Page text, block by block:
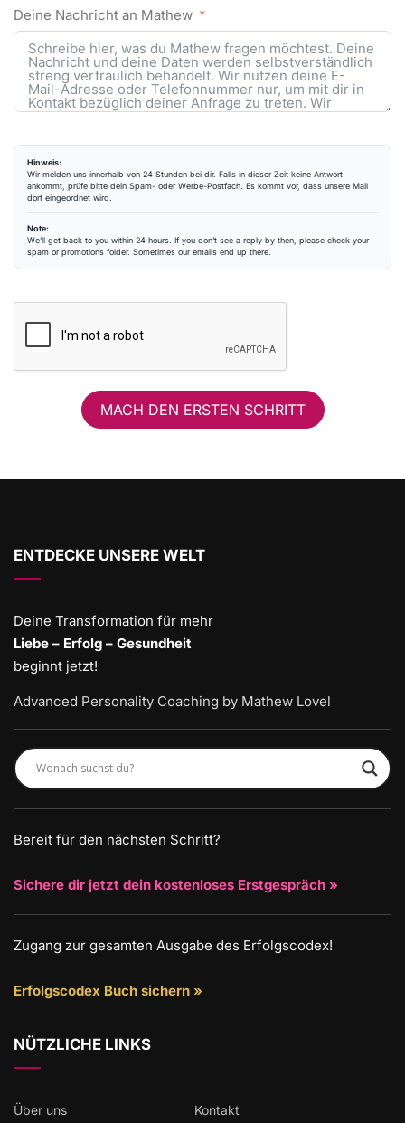
Deine Nachricht an Mathew
Hinweis:
Wir melden uns innerhalb von 24 Stunden bei dir. Falls in dieser Zeit keine Antwort
ankommt, prüfe bitte dein Spam- oder Werbe-Postfach. Es kommt vor, dass unsere Mail
dort eingeordnet wird.
Note:
We’ll get back to you within 24 hours. If you don’t see a reply by then, please check your
spam or promotions folder. Sometimes our emails end up there.
MACH DEN ERSTEN SCHRITT
ENTDECKE UNSERE WELT
Deine Transformation für mehr
Liebe – Erfolg – Gesundheit
beginnt jetzt!
Advanced Personality Coaching by Mathew Lovel
Bereit für den nächsten Schritt?
Sichere dir jetzt dein kostenloses Erstgespräch »
Zugang zur gesamten Ausgabe des Erfolgscodex!
Erfolgscodex Buch sichern »
NÜTZLICHE LINKS
Über uns Kontakt